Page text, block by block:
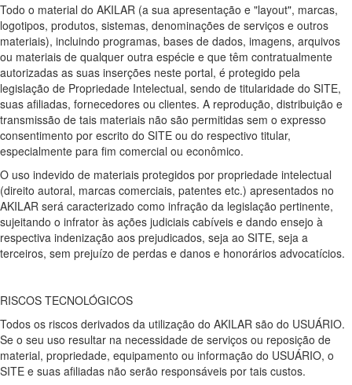
Todo o material do AKILAR (a sua apresentação e "layout", marcas,
logotipos, produtos, sistemas, denominações de serviços e outros
materiais), incluindo programas, bases de dados, imagens, arquivos
ou materiais de qualquer outra espécie e que têm contratualmente
autorizadas as suas inserções neste portal, é protegido pela
legislação de Propriedade Intelectual, sendo de titularidade do SITE,
suas afiliadas, fornecedores ou clientes. A reprodução, distribuição e
transmissão de tais materiais não são permitidas sem o expresso
consentimento por escrito do SITE ou do respectivo titular,
especialmente para fim comercial ou econômico.
O uso indevido de materiais protegidos por propriedade intelectual
(direito autoral, marcas comerciais, patentes etc.) apresentados no
AKILAR será caracterizado como infração da legislação pertinente,
sujeitando o infrator às ações judiciais cabíveis e dando ensejo à
respectiva indenização aos prejudicados, seja ao SITE, seja a
terceiros, sem prejuízo de perdas e danos e honorários advocatícios.
RISCOS TECNOLÓGICOS
Todos os riscos derivados da utilização do AKILAR são do USUÁRIO.
Se o seu uso resultar na necessidade de serviços ou reposição de
material, propriedade, equipamento ou informação do USUÁRIO, o
SITE e suas afiliadas não serão responsáveis por tais custos.